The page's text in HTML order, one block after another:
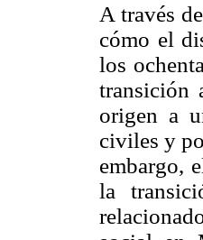
A través
cómo el
los
transición
origen a
civiles y
embargo,
la